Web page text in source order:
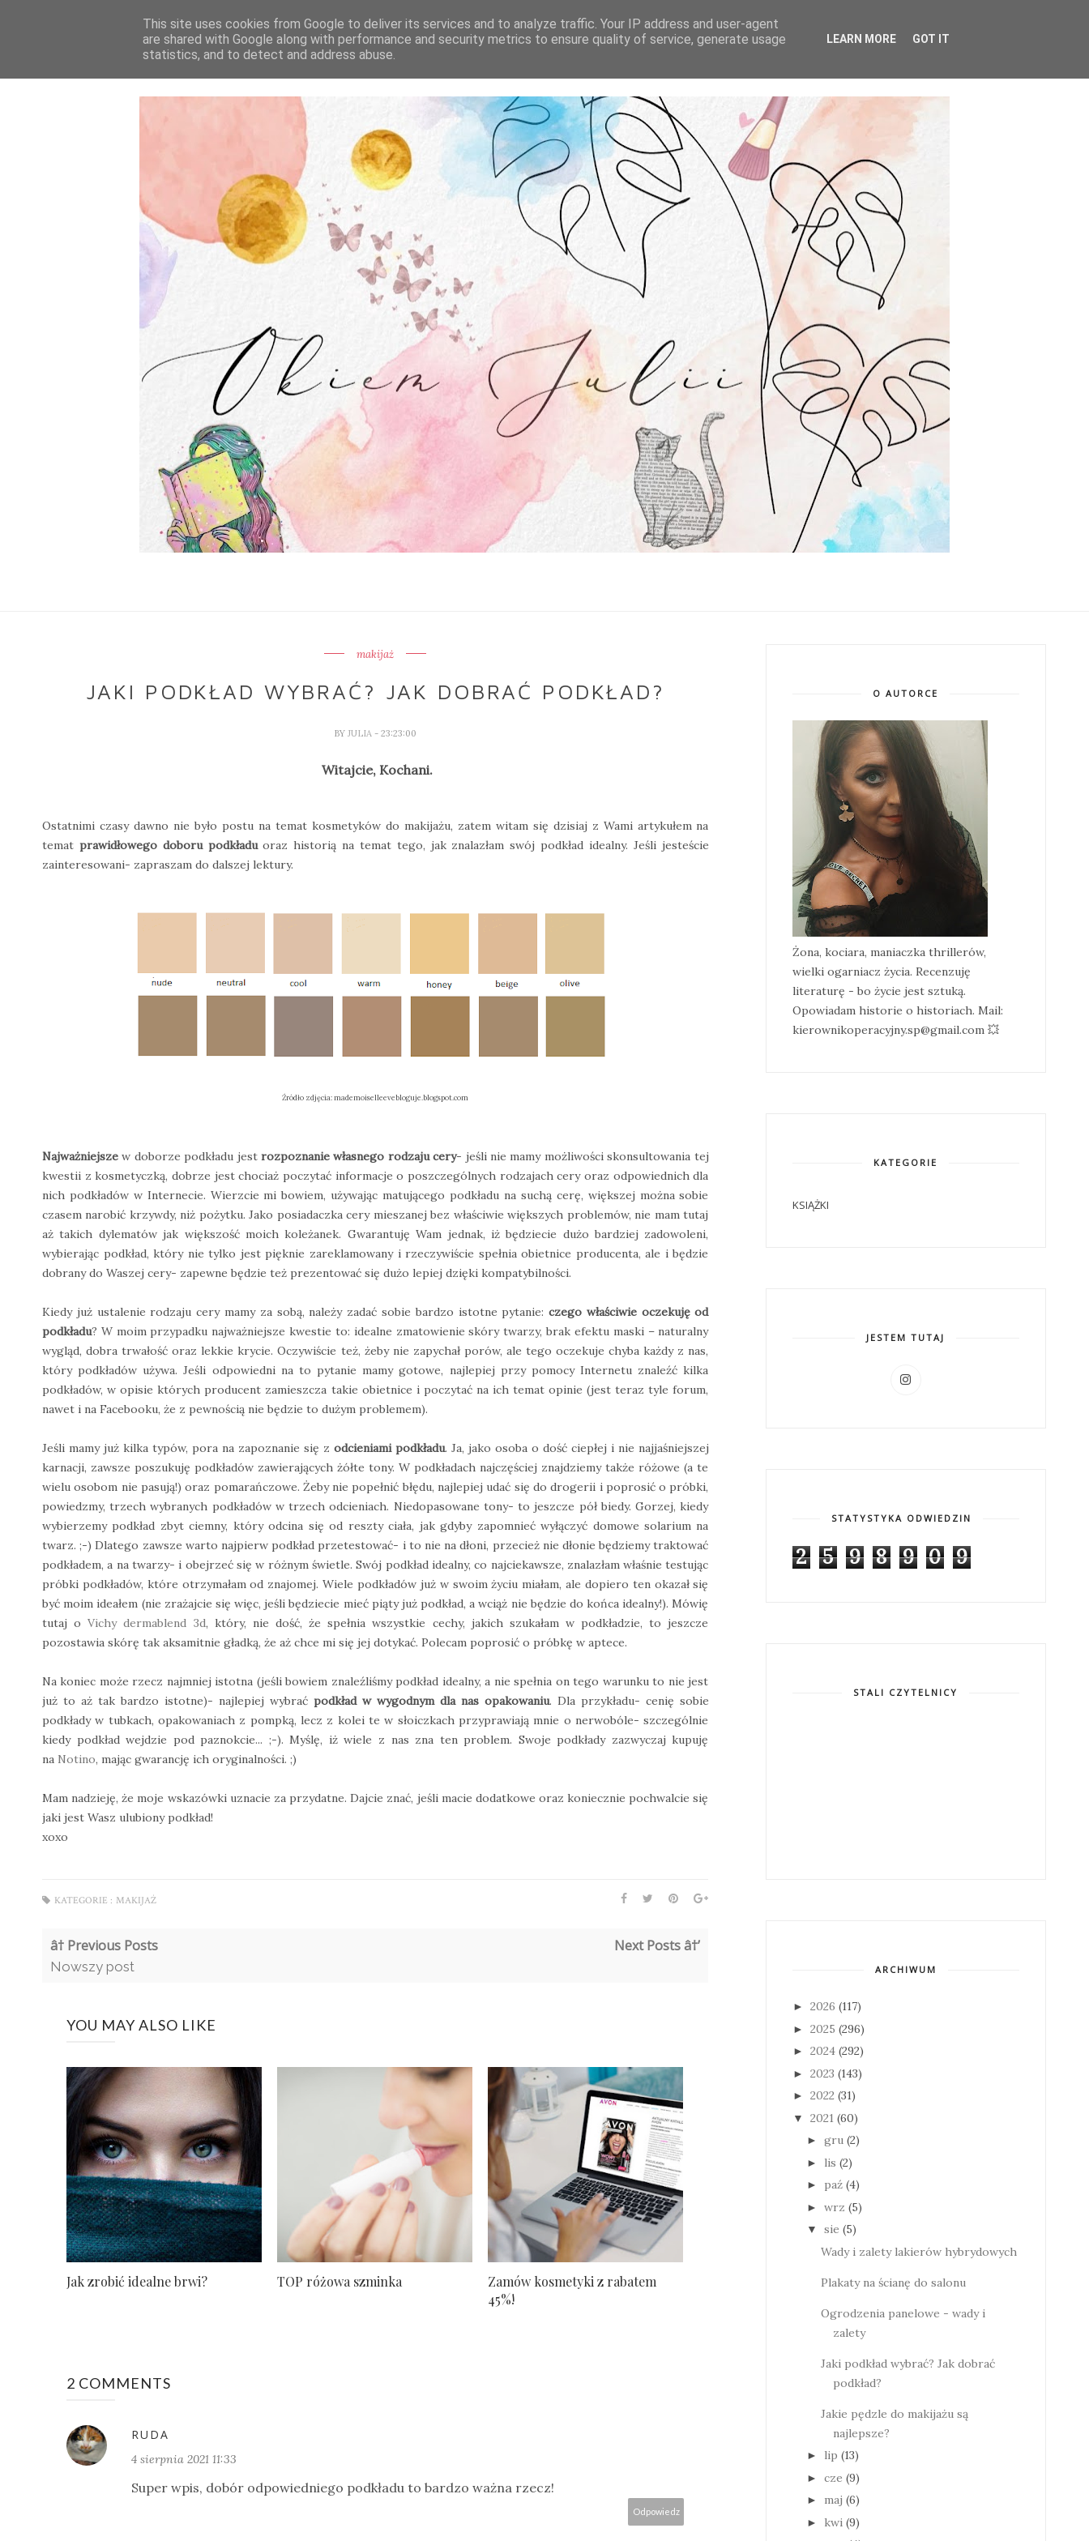
STRONA GŁÓWNA O MNIE WSPÓŁPRACA
makijaż
JAKI PODKŁAD WYBRAĆ? JAK DOBRAĆ PODKŁAD?
BYJULIA - 23:23:00
Witajcie, Kochani.
Ostatnimi czasy dawno nie było postu na temat kosmetyków do makijażu, zatem witam się dzisiaj z Wami artykułem na
temat prawidłowego doboru podkładuoraz historią na temat tego, jak znalazłam swój podkład idealny. Jeśli jesteście
zainteresowani- zapraszam do dalszej lektury.
Źródło zdjęcia:mademoiselleevebloguje.blogspot.com
Najważniejsze w doborze podkładu jest rozpoznanie własnego rodzaju cery- jeśli nie mamy możliwości skonsultowania tej
kwestii z kosmetyczką, dobrze jest chociaż poczytać informacje o poszczególnych rodzajach cery oraz odpowiednich dla
nich podkładów w Internecie. Wierzcie mi bowiem, używając matującego podkładu na suchą cerę, większej można sobie
czasem narobić krzywdy, niż pożytku. Jako posiadaczka cery mieszanej bez właściwie większych problemów, nie mam tutaj
aż takich dylematów jak większość moich koleżanek. Gwarantuję Wam jednak, iż będziecie dużo bardziej zadowoleni,
wybierając podkład, który nie tylko jest pięknie zareklamowany i rzeczywiście spełnia obietnice producenta, ale i będzie
dobrany do Waszej cery- zapewne będzie też prezentować się dużo lepiej dzięki kompatybilności.
Kiedy już ustalenie rodzaju cery mamy za sobą, należy zadać sobie bardzo istotne pytanie:czego właściwie oczekuję od
podkładu? W moim przypadku najważniejsze kwestie to: idealne zmatowienie skóry twarzy, brak efektu maski – naturalny
wygląd, dobra trwałość oraz lekkie krycie. Oczywiście też, żeby nie zapychał porów, ale tego oczekuje chyba każdy z nas,
który podkładów używa. Jeśli odpowiedni na to pytanie mamy gotowe, najlepiej przy pomocy Internetu znaleźć kilka
podkładów, w opisie których producent zamieszcza takie obietnice i poczytać na ich temat opinie (jest teraz tyle forum,
nawet i na Facebooku, że z pewnością nie będzie to dużym problemem).
Jeśli mamy już kilka typów, pora na zapoznanie się z odcieniami podkładu. Ja, jako osoba o dość ciepłej i nie najjaśniejszej
karnacji, zawsze poszukuję podkładów zawierających żółte tony. W podkładach najczęściej znajdziemy także różowe (a te
wielu osobom nie pasują!) oraz pomarańczowe. Żeby nie popełnić błędu, najlepiej udać się do drogerii i poprosić o próbki,
powiedzmy, trzech wybranych podkładów w trzech odcieniach. Niedopasowane tony- to jeszcze pół biedy. Gorzej, kiedy
wybierzemy podkład zbyt ciemny, który odcina się od reszty ciała, jak gdyby zapomnieć wyłączyć domowe solarium na
twarz. ;-) Dlatego zawsze warto najpierw podkład przetestować- i to nie na dłoni, przecież nie dłonie będziemy traktować
podkładem, a na twarzy- i obejrzeć się w różnym świetle. Swój podkład idealny, co najciekawsze, znalazłam właśnie testując
próbki podkładów, które otrzymałam od znajomej. Wiele podkładów już w swoim życiu miałam, ale dopiero ten okazał się
być moim ideałem (nie zrażajcie się więc, jeśli będziecie mieć piąty już podkład, a wciąż nie będzie do końca idealny!). Mówię
tutaj oVichy dermablend 3d, który, nie dość, że spełnia wszystkie cechy, jakich szukałam w podkładzie, to jeszcze
pozostawia skórę tak aksamitnie gładką, że aż chce mi się jej dotykać. Polecam poprosić o próbkę w aptece.
Na koniec może rzecz najmniej istotna (jeśli bowiem znaleźliśmy podkład idealny, a nie spełnia on tego warunku to nie jest
już to aż tak bardzo istotne)- najlepiej wybrać podkład w wygodnym dla nas opakowaniu. Dla przykładu- cenię sobie
podkłady w tubkach, opakowaniach z pompką, lecz z kolei te w słoiczkach przyprawiają mnie o nerwobóle- szczególnie
kiedy podkład wejdzie pod paznokcie... ;-). Myślę, iż wiele z nas zna ten problem. Swoje podkłady zazwyczaj kupuję
na Notino, mając gwarancję ich oryginalności. ;)
Mam nadzieję, że moje wskazówki uznacie za przydatne. Dajcie znać, jeśli macie dodatkowe oraz koniecznie pochwalcie się
jaki jest Wasz ulubiony podkład!
xoxo
KATEGORIE : MAKIJAŻ
â† Previous Posts
Nowszy post
Next Posts â†’
YOU MAY ALSO LIKE
Jak zrobić idealne brwi? TOP różowa szminka
Zamów kosmetyki z rabatem
45%!
2 COMMENTS
RUDA
4 sierpnia 2021 11:33
Super wpis, dobór odpowiedniego podkładu to bardzo ważna rzecz!
Odpowiedz
O AUTORCE
Żona, kociara, maniaczka thrillerów,
wielki ogarniacz życia. Recenzuję
literaturę - bo życie jest sztuką.
Opowiadam historie o historiach. Mail:
kierownikoperacyjny.sp@gmail.com 💥
KATEGORIE
KSIĄŻKI
JESTEM TUTAJ
STATYSTYKA ODWIEDZIN
2 5 9 8 9 0 9
STALI CZYTELNICY
ARCHIWUM
► 2026 (117)
► 2025 (296)
► 2024 (292)
► 2023 (143)
► 2022 (31)
▼ 2021 (60)
► gru (2)
► lis (2)
► paź (4)
► wrz (5)
▼ sie (5)
Wady i zalety lakierów hybrydowych
Plakaty na ścianę do salonu
Ogrodzenia panelowe - wady i
zalety
Jaki podkład wybrać? Jak dobrać
podkład?
Jakie pędzle do makijażu są
najlepsze?
► lip (13)
► cze (9)
► maj (6)
► kwi (9)
This site uses cookies from Google to deliver its services and to analyze traffic. Your IP address and user-agent
are shared with Google along with performance and security metrics to ensure quality of service, generate usage
statistics, and to detect and address abuse.
LEARN MORE GOT IT